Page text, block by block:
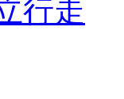
行走